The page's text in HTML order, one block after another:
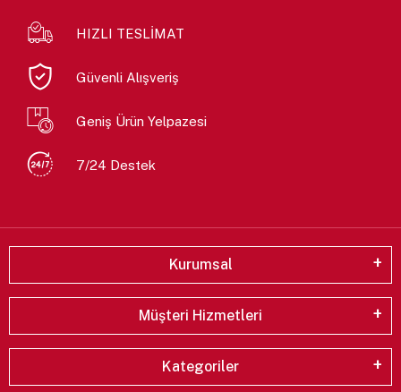
HIZLI TESLİMAT
Güvenli Alışveriş
Geniş Ürün Yelpazesi
7/24 Destek
Kurumsal
Müşteri Hizmetleri
Kategoriler